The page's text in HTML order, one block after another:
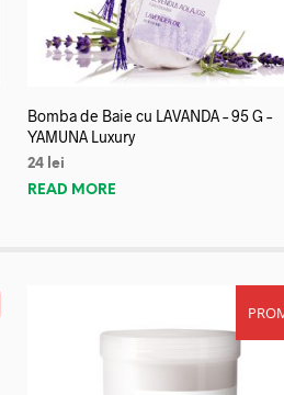
Bomba de Baie cu LAVANDA – 95 G –
YAMUNA Luxury
24 lei
READ MORE